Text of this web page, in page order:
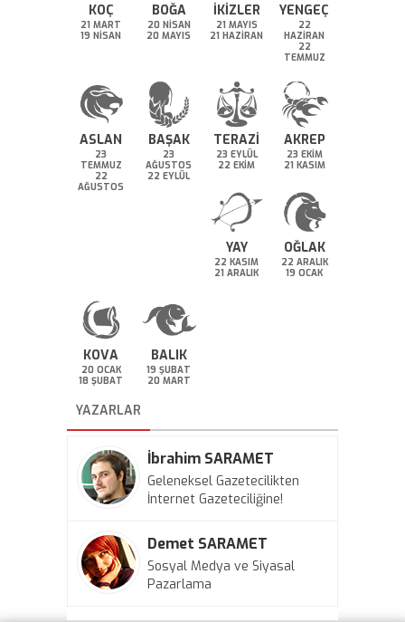
KOÇ
21 MART
19 NİSAN
BOĞA
20 NİSAN
20 MAYIS
İKİZLER
21 MAYIS
21 HAZİRAN
YENGEÇ
22
HAZİRAN
22
TEMMUZ
ASLAN
23
TEMMUZ
22
AĞUSTOS
BAŞAK
23
AĞUSTOS
22 EYLÜL
TERAZİ
23 EYLÜL
22 EKİM
AKREP
23 EKİM
21 KASIM
YAY
22 KASIM
21 ARALIK
OĞLAK
22 ARALIK
19 OCAK
KOVA
20 OCAK
18 ŞUBAT
BALIK
19 ŞUBAT
20 MART
YAZARLAR
İbrahim SARAMET
Geleneksel Gazetecilikten
İnternet Gazeteciliğine!
Demet SARAMET
Sosyal Medya ve Siyasal
Pazarlama